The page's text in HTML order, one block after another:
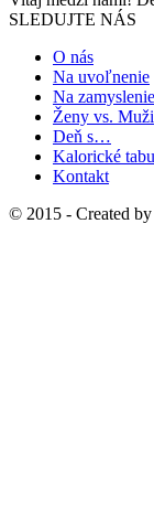
SLEDUJTE NÁS
O nás
Na uvoľnenie
Na zamyslenie
Ženy vs. Muži
Deň s…
Kalorické
Kontakt
© 2015 - Created by